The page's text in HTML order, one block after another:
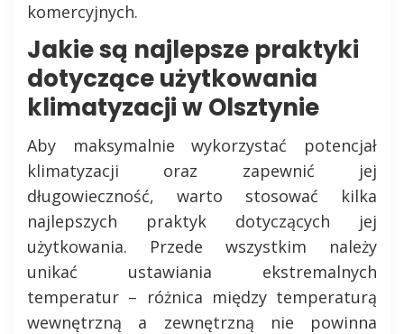
komercyjnych.
Jakie są najlepsze praktyki
dotyczące użytkowania
klimatyzacji w Olsztynie
Aby maksymalnie wykorzystać potencjał
klimatyzacji oraz zapewnić jej
długowieczność, warto stosować kilka
najlepszych praktyk dotyczących jej
użytkowania. Przede wszystkim należy
unikać ustawiania ekstremalnych
temperatur – różnica między temperaturą
wewnętrzną a zewnętrzną nie powinna